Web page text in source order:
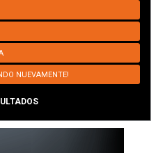
NUEVAMENTE!